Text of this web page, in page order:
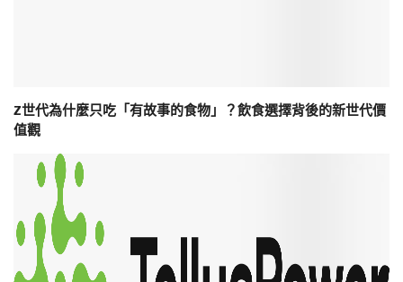
Z世代為什麼只吃「有故事的食物」？飲食選擇背後的新世代價
值觀